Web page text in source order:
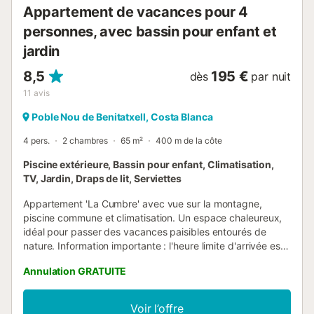
Appartement de vacances pour 4
personnes, avec bassin pour enfant et
jardin
8,5
11 avis
dès 195 € par nuit
Poble Nou de Benitatxell, Costa Blanca
4 pers. 2 chambres 65 m² 400 m de la côte
Piscine extérieure, Bassin pour enfant, Climatisation,
TV, Jardin, Draps de lit, Serviettes
Appartement 'La Cumbre' avec vue sur la montagne,
piscine commune et climatisation. Un espace chaleureux,
idéal pour passer des vacances paisibles entourés de
nature. Information importante : l'heure limite d'arrivée est
des frais supplémentaires disponibles moyennant un
supplément....
Annulation GRATUITE
Voir l’offre